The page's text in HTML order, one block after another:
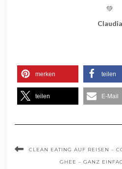
💚
Claudia
merken teilen
teilen E-Mail
CLEAN EATING AUF REISEN –
GHEE – GANZ